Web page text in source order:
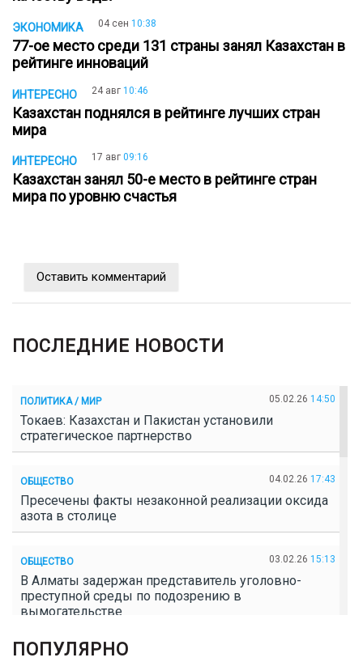
ЭКОНОМИКА 04 сен 10:38
77-ое место среди 131 страны занял Казахстан в
рейтинге инноваций
ИНТЕРЕСНО 24 авг 10:46
Казахстан поднялся в рейтинге лучших стран
мира
ИНТЕРЕСНО 17 авг 09:16
Казахстан занял 50-е место в рейтинге стран
мира по уровню счастья
Оставить комментарий
ПОСЛЕДНИЕ НОВОСТИ
ПОЛИТИКА / МИР 05.02.26 14:50
Токаев: Казахстан и Пакистан установили
стратегическое партнерство
ОБЩЕСТВО 04.02.26 17:43
Пресечены факты незаконной реализации оксида
азота в столице
ОБЩЕСТВО 03.02.26 15:13
В Алматы задержан представитель уголовно-
преступной среды по подозрению в
вымогательстве
ОБЩЕСТВО
ПОПУЛЯРНО